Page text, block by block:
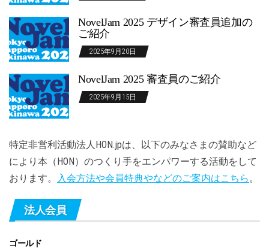
NovelJam 2025 デザイン審査員追加の
ご紹介
2025年9月20日
NovelJam 2025 審査員のご紹介
2025年9月15日
特定非営利活動法人HON.jpは、以下のみなさまの賛助など
により本（HON）のつくり手をエンパワーする活動をして
おります。
入会方法や会員特典やなどのご案内はこちら 。
法人会員
ゴールド